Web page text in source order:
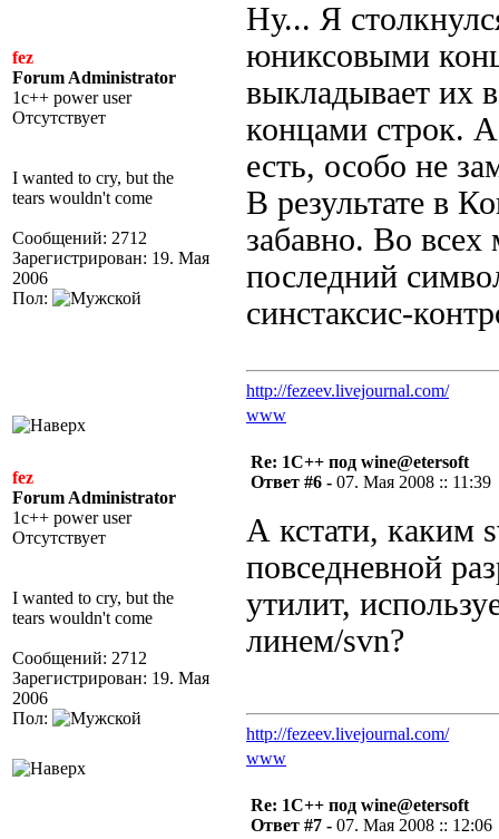
fez
Forum Administrator
1c++ power user
Отсутствует
I wanted to cry, but the
tears wouldn't come
Сообщений: 2712
Зарегистрирован: 19. Мая
2006
Пол:
Ну... Я
юниксовыми
выкладывает их
концами строк.
есть, особо не
В результате в
забавно. Во всех
последний
синстаксис-
http://fezeev.livejournal.com/
www
fez
Forum Administrator
1c++ power user
Отсутствует
I wanted to cry, but the
tears wouldn't come
Сообщений: 2712
Зарегистрирован: 19. Мая
2006
Пол:
Re: 1С++ под wine@etersoft
Ответ #6 - 07. Мая 2008 :: 11:39
А кстати, каким
повседневной
утилит,
линем/svn?
http://fezeev.livejournal.com/
www
Re: 1С++ под wine@etersoft
Ответ #7 - 07. Мая 2008 :: 12:06